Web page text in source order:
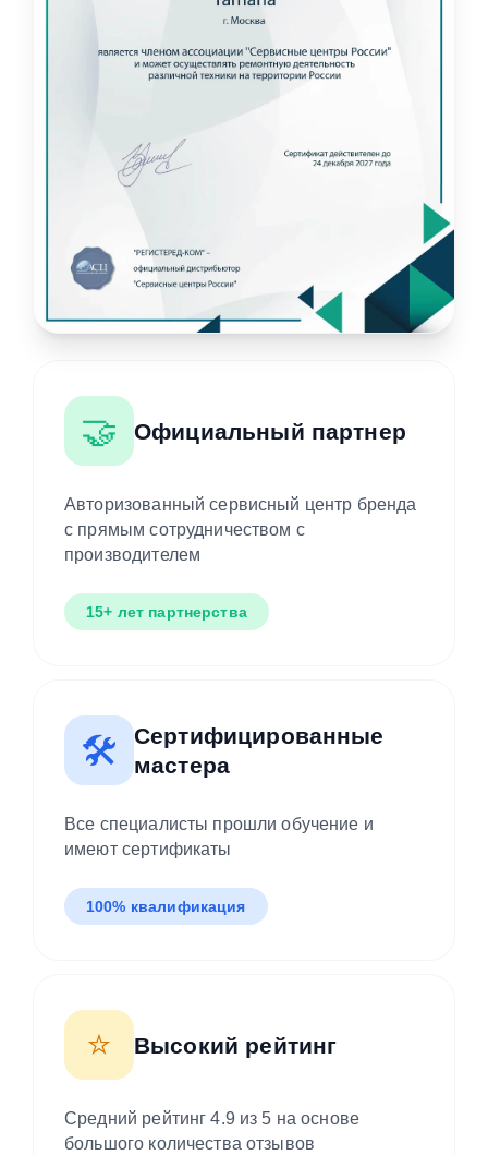
🤝 Официальный партнер
Авторизованный сервисный центр бренда
с прямым сотрудничеством с
производителем
15+ лет партнерства
🛠️
Сертифицированные
мастера
Все специалисты прошли обучение и
имеют сертификаты
100% квалификация
⭐ Высокий рейтинг
Средний рейтинг 4.9 из 5 на основе
большого количества отзывов